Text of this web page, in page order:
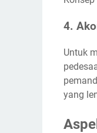
4.
Untuk
yang